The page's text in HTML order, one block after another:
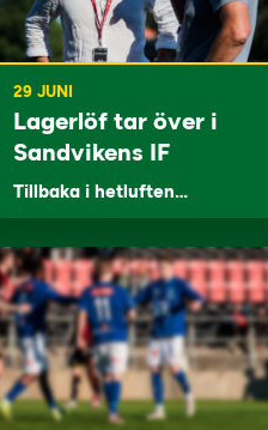
29 JUNI
Lagerlöf tar över i
Sandvikens IF
Tillbaka i hetluften…